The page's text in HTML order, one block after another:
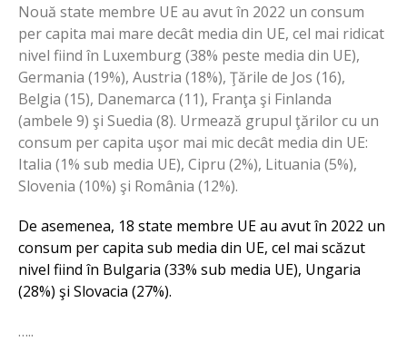
Nouă state membre UE au avut în 2022 un consum
per capita mai mare decât media din UE, cel mai ridicat
nivel fiind în Luxemburg (38% peste media din UE),
Germania (19%), Austria (18%), Ţările de Jos (16),
Belgia (15), Danemarca (11), Franţa şi Finlanda
(ambele 9) şi Suedia (8). Urmează grupul ţărilor cu un
consum per capita uşor mai mic decât media din UE:
Italia (1% sub media UE), Cipru (2%), Lituania (5%),
Slovenia (10%) şi România (12%).
De asemenea, 18 state membre UE au avut în 2022 un
consum per capita sub media din UE, cel mai scăzut
nivel fiind în Bulgaria (33% sub media UE), Ungaria
(28%) şi Slovacia (27%).
…..